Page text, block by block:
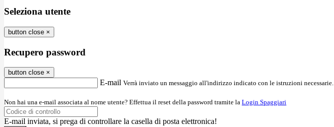
Seleziona utente
button close ×
Recupero password
button close ×
E-mail Verrà inviato un messaggio all'indirizzo indicato con le istruzioni necessarie.
Non hai una e-mail associata al nome utente? Effettua il reset della password tramite la Login Spaggiari
E-mail inviata, si prega di controllare la casella di posta elettronica!